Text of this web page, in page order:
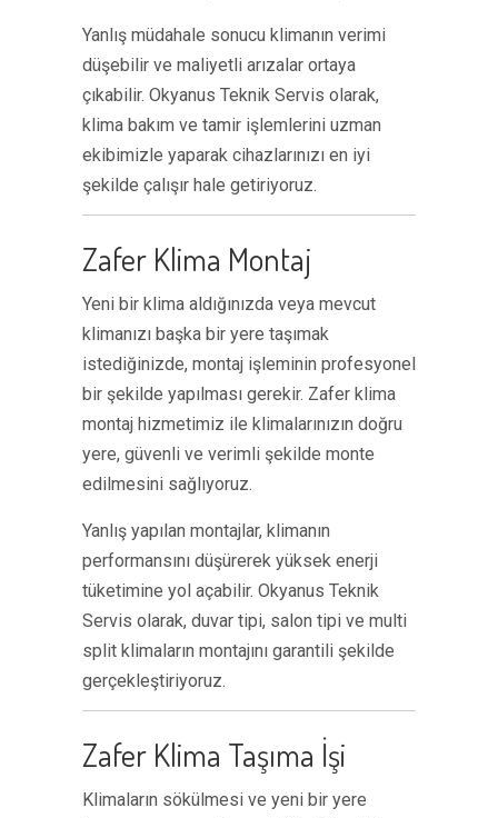
Yanlış müdahale sonucu klimanın verimi
düşebilir ve maliyetli arızalar ortaya
çıkabilir. Okyanus Teknik Servis olarak,
klima bakım ve tamir işlemlerini uzman
ekibimizle yaparak cihazlarınızı en iyi
şekilde çalışır hale getiriyoruz.
Zafer Klima Montaj
Yeni bir klima aldığınızda veya mevcut
klimanızı başka bir yere taşımak
istediğinizde, montaj işleminin profesyonel
bir şekilde yapılması gerekir. Zafer klima
montaj hizmetimiz ile klimalarınızın doğru
yere, güvenli ve verimli şekilde monte
edilmesini sağlıyoruz.
Yanlış yapılan montajlar, klimanın
performansını düşürerek yüksek enerji
tüketimine yol açabilir. Okyanus Teknik
Servis olarak, duvar tipi, salon tipi ve multi
split klimaların montajını garantili şekilde
gerçekleştiriyoruz.
Zafer Klima Taşıma İşi
Klimaların sökülmesi ve yeni bir yere